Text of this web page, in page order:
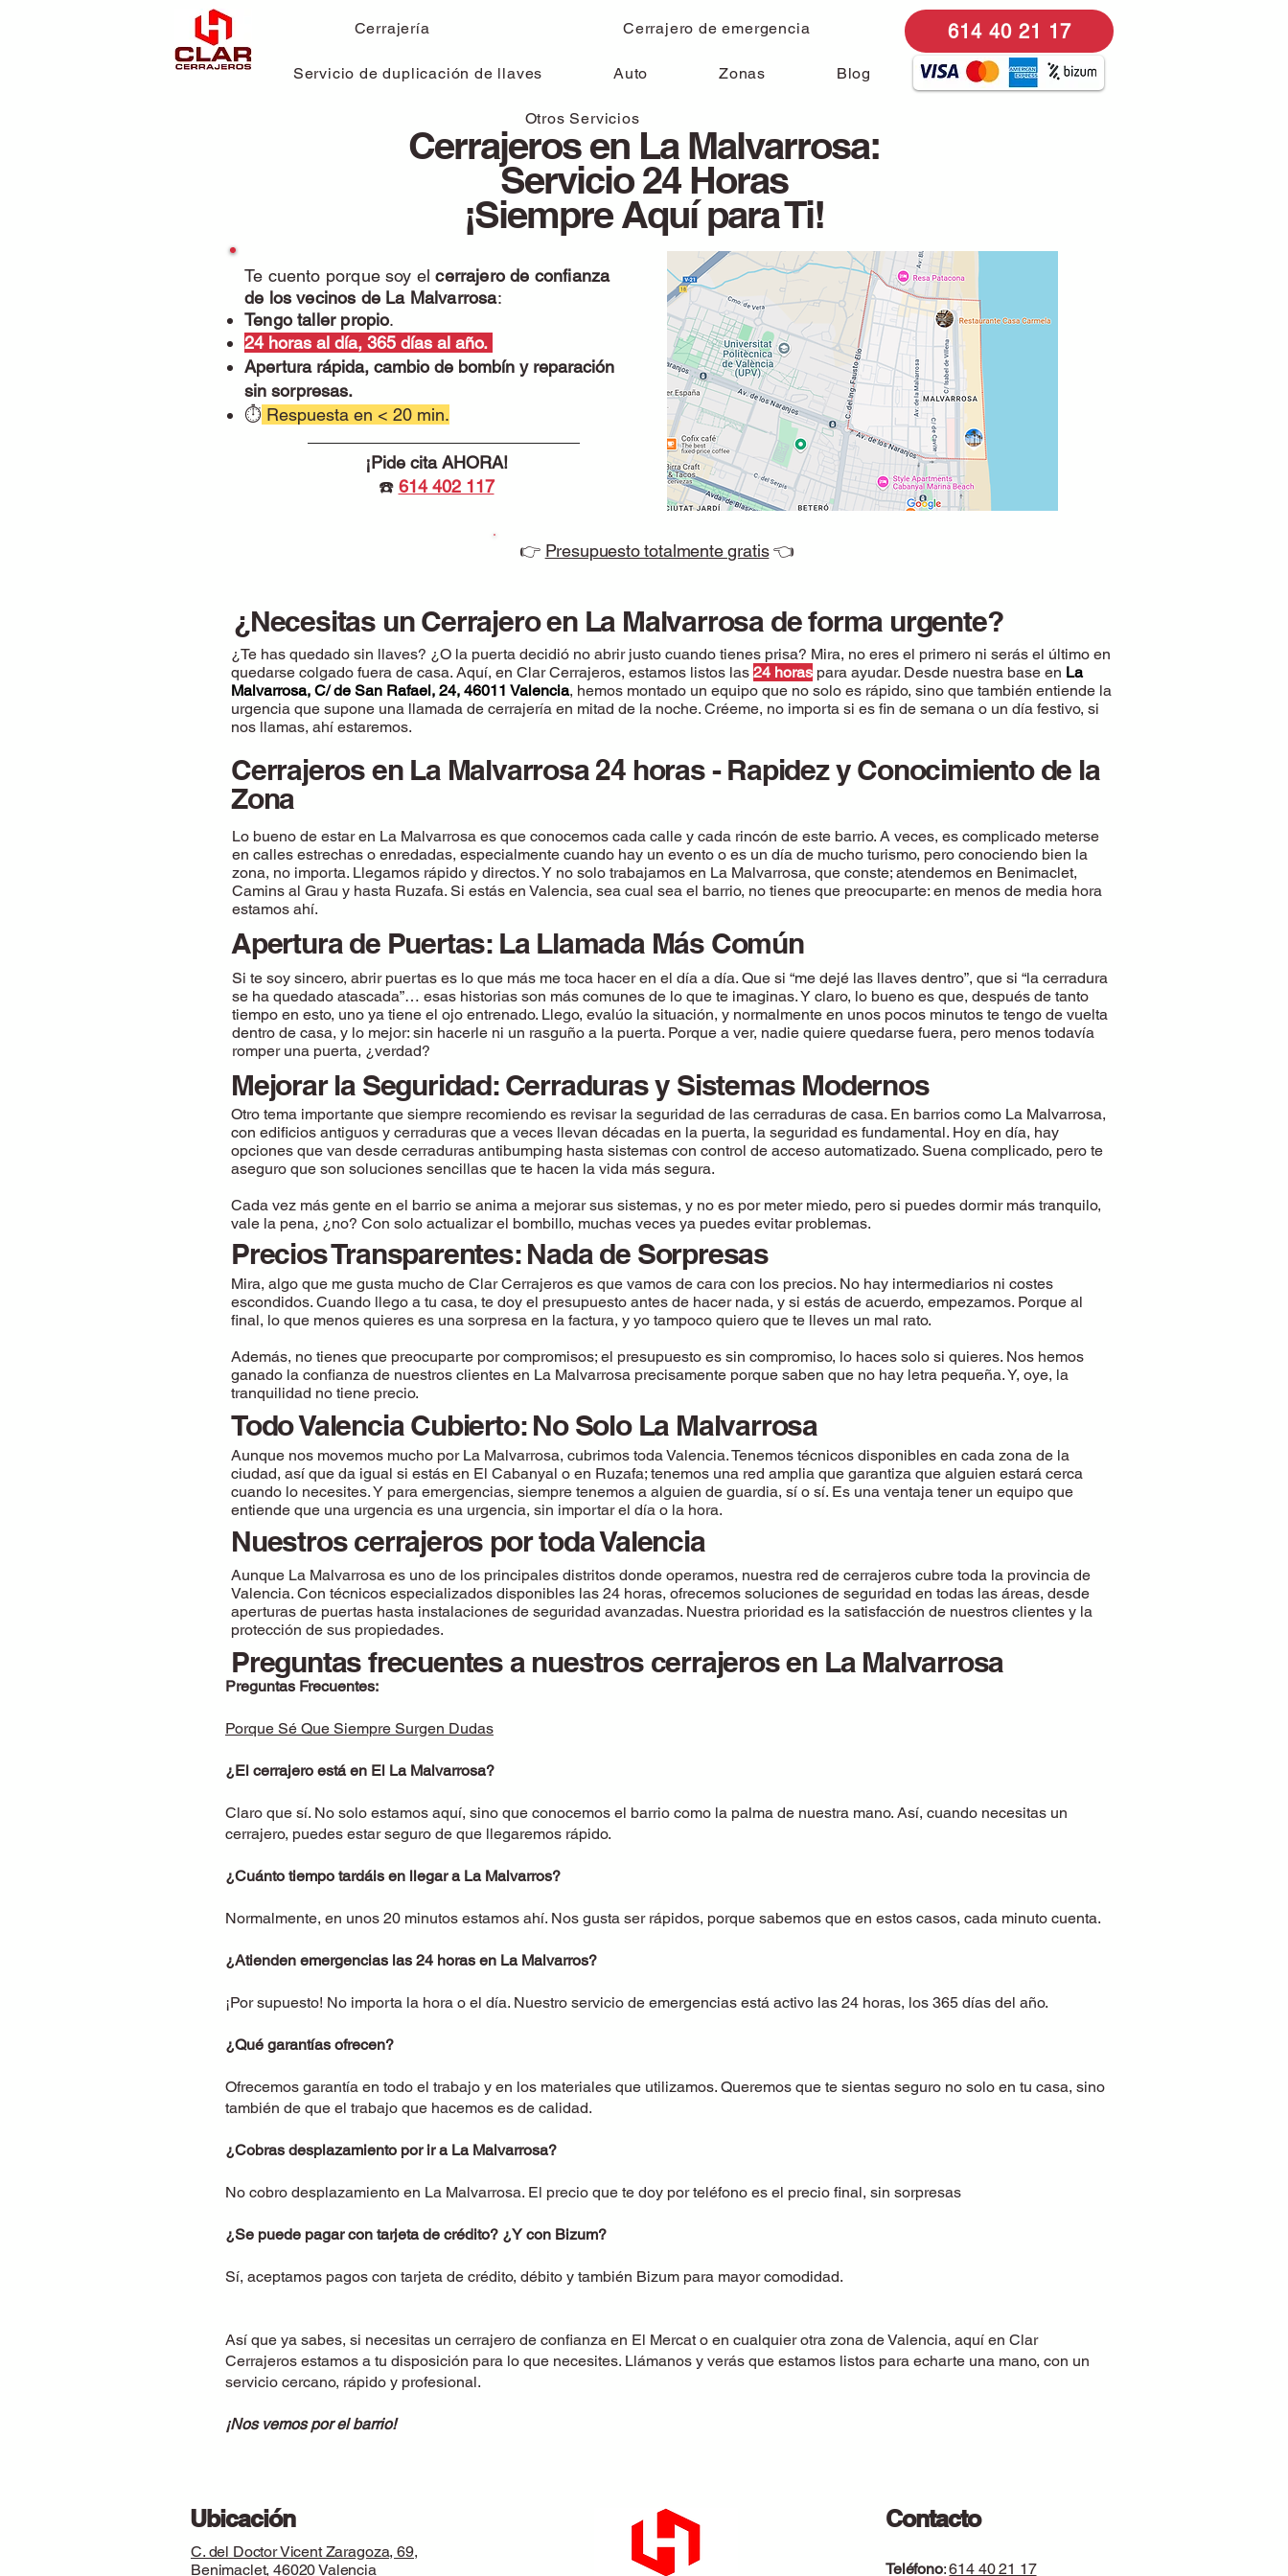
Cerrajería Cerrajero de emergencia
Servicio de duplicación de llaves Auto Zonas Blog
Otros Servicios
614 40 21 17
Cerrajeros en La Malvarrosa:
Servicio 24 Horas
¡Siempre Aquí para Ti!
Te cuento porque soy elcerrajero de confianza
de los vecinos de La Malvarrosa:
Tengo taller propio.
24 horas al día, 365 días al año.
Apertura rápida, cambio de bombín y reparación
sin sorpresas.
⏱ Respuesta en < 20 min.
¡Pide cita AHORA!
☎️ 614 402 117
👉 Presupuesto totalmente gratis👈
¿Necesitas un Cerrajero en La Malvarrosa de forma urgente?
¿Te has quedado sin llaves? ¿O la puerta decidió no abrir justo cuando tienes prisa? Mira, no eres el primero ni serás el último en
quedarse colgado fuera de casa. Aquí, en Clar Cerrajeros, estamos listos las 24 horas para ayudar. Desde nuestra base en La
Malvarrosa, C/ de San Rafael, 24, 46011 Valencia, hemos montado un equipo que no solo es rápido, sino que también entiende la
urgencia que supone una llamada de cerrajería en mitad de la noche. Créeme, no importa si es fin de semana o un día festivo, si
nos llamas, ahí estaremos.
Cerrajeros en La Malvarrosa 24 horas - Rapidez y Conocimiento de la
Zona
Lo bueno de estar en La Malvarrosa es que conocemos cada calle y cada rincón de este barrio. A veces, es complicado meterse
en calles estrechas o enredadas, especialmente cuando hay un evento o es un día de mucho turismo, pero conociendo bien la
zona, no importa. Llegamos rápido y directos. Y no solo trabajamos en La Malvarrosa, que conste; atendemos en Benimaclet,
Camins al Grau y hasta Ruzafa. Si estás en Valencia, sea cual sea el barrio, no tienes que preocuparte: en menos de media hora
estamos ahí.
Apertura de Puertas: La Llamada Más Común
Si te soy sincero, abrir puertas es lo que más me toca hacer en el día a día. Que si “me dejé las llaves dentro”, que si “la cerradura
se ha quedado atascada”… esas historias son más comunes de lo que te imaginas. Y claro, lo bueno es que, después de tanto
tiempo en esto, uno ya tiene el ojo entrenado. Llego, evalúo la situación, y normalmente en unos pocos minutos te tengo de vuelta
dentro de casa, y lo mejor: sin hacerle ni un rasguño a la puerta. Porque a ver, nadie quiere quedarse fuera, pero menos todavía
romper una puerta, ¿verdad?
Mejorar la Seguridad: Cerraduras y Sistemas Modernos
Otro tema importante que siempre recomiendo es revisar la seguridad de las cerraduras de casa. En barrios como La Malvarrosa,
con edificios antiguos y cerraduras que a veces llevan décadas en la puerta, la seguridad es fundamental. Hoy en día, hay
opciones que van desde cerraduras antibumping hasta sistemas con control de acceso automatizado. Suena complicado, pero te
aseguro que son soluciones sencillas que te hacen la vida más segura.
Cada vez más gente en el barrio se anima a mejorar sus sistemas, y no es por meter miedo, pero si puedes dormir más tranquilo,
vale la pena, ¿no? Con solo actualizar el bombillo, muchas veces ya puedes evitar problemas.
Precios Transparentes: Nada de Sorpresas
Mira, algo que me gusta mucho de Clar Cerrajeros es que vamos de cara con los precios. No hay intermediarios ni costes
escondidos. Cuando llego a tu casa, te doy el presupuesto antes de hacer nada, y si estás de acuerdo, empezamos. Porque al
final, lo que menos quieres es una sorpresa en la factura, y yo tampoco quiero que te lleves un mal rato.
Además, no tienes que preocuparte por compromisos; el presupuesto es sin compromiso, lo haces solo si quieres. Nos hemos
ganado la confianza de nuestros clientes en La Malvarrosa precisamente porque saben que no hay letra pequeña. Y, oye, la
tranquilidad no tiene precio.
Todo Valencia Cubierto: No Solo La Malvarrosa
Aunque nos movemos mucho por La Malvarrosa, cubrimos toda Valencia. Tenemos técnicos disponibles en cada zona de la
ciudad, así que da igual si estás en El Cabanyal o en Ruzafa; tenemos una red amplia que garantiza que alguien estará cerca
cuando lo necesites. Y para emergencias, siempre tenemos a alguien de guardia, sí o sí. Es una ventaja tener un equipo que
entiende que una urgencia es una urgencia, sin importar el día o la hora.
Nuestros cerrajeros por toda Valencia
Aunque La Malvarrosa es uno de los principales distritos donde operamos, nuestra red de cerrajeros cubre toda la provincia de
Valencia. Con técnicos especializados disponibles las 24 horas, ofrecemos soluciones de seguridad en todas las áreas, desde
aperturas de puertas hasta instalaciones de seguridad avanzadas. Nuestra prioridad es la satisfacción de nuestros clientes y la
protección de sus propiedades.
Preguntas frecuentes a nuestros cerrajeros en La Malvarrosa
Preguntas Frecuentes:
Porque Sé Que Siempre Surgen Dudas
¿El cerrajero está en El La Malvarrosa?
Claro que sí. No solo estamos aquí, sino que conocemos el barrio como la palma de nuestra mano. Así, cuando necesitas un
cerrajero, puedes estar seguro de que llegaremos rápido.
¿Cuánto tiempo tardáis en llegar a La Malvarros?
Normalmente, en unos 20 minutos estamos ahí. Nos gusta ser rápidos, porque sabemos que en estos casos, cada minuto cuenta.
¿Atienden emergencias las 24 horas en La Malvarros?
¡Por supuesto! No importa la hora o el día. Nuestro servicio de emergencias está activo las 24 horas, los 365 días del año.
¿Qué garantías ofrecen?
Ofrecemos garantía en todo el trabajo y en los materiales que utilizamos. Queremos que te sientas seguro no solo en tu casa, sino
también de que el trabajo que hacemos es de calidad.
¿Cobras desplazamiento por ir a La Malvarrosa?
No cobro desplazamiento en La Malvarrosa. El precio que te doy por teléfono es el precio final, sin sorpresas
¿Se puede pagar con tarjeta de crédito? ¿Y con Bizum?
Sí, aceptamos pagos con tarjeta de crédito, débito y también Bizum para mayor comodidad.
Así que ya sabes, si necesitas un cerrajero de confianza en El Mercat o en cualquier otra zona de Valencia, aquí en Clar
Cerrajeros estamos a tu disposición para lo que necesites. Llámanos y verás que estamos listos para echarte una mano, con un
servicio cercano, rápido y profesional.
¡Nos vemos por el barrio!
Ubicación
C. del Doctor Vicent Zaragoza, 69,
Benimaclet, 46020 Valencia
Contacto
Teléfono:614 40 21 17